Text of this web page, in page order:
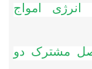
امواج
فصل مشترک دو